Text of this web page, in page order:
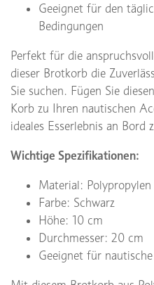
Geeignet für den
Bedingungen
Perfekt für die
dieser Brotkorb die
Sie suchen. Fügen Sie
Korb zu Ihren nautischen
ideales Esserlebnis an Bord
Wichtige Spezifikationen:
Material: Polypropylen
Farbe: Schwarz
Höhe: 10 cm
Durchmesser: 20 cm
Geeignet für